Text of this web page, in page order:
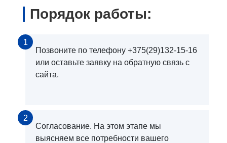
Порядок работы:
1
Позвоните по телефону +375(29)132-15-16
или оставьте заявку на обратную связь с
сайта.
2
Согласование. На этом этапе мы
выясняем все потребности вашего